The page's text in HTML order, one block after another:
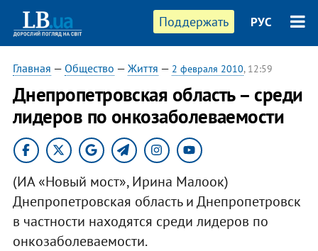
Поддержать РУС
Главная — Общество — Життя — 2 февраля 2010, 12:59
Днепропетровская область – среди
лидеров по онкозаболеваемости
(ИА «Новый мост», Ирина Малоок)
Днепропетровская область и Днепропетровск
в частности находятся среди лидеров по
онкозаболеваемости.